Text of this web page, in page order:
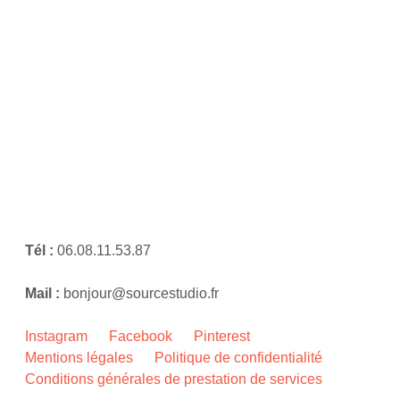
Tél : 06.08.11.53.87
Mail : bonjour@sourcestudio.fr
Instagram Facebook
Pinterest
Mentions légales
Politique de confidentialité
Conditions générales de prestation de services